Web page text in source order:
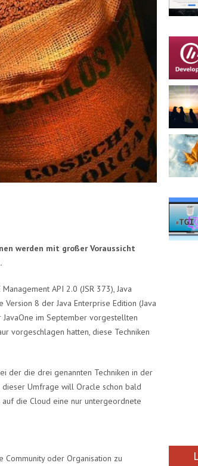
werden mit großer Voraussicht
API 2.0 (JSR 373), Java
8 der Java Enterprise Edition (Java
im September vorgestellten
vorgeschlagen hatten, diese Techniken
der die drei genannten Techniken in der
Umfrage will Oracle schon bald
auf die Cloud eine nur untergeordnete
Community oder Organisation zu